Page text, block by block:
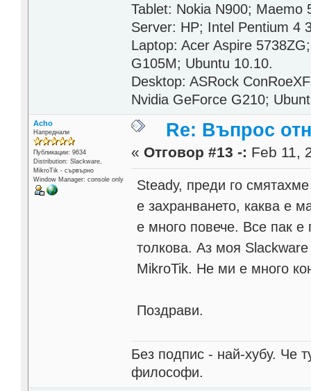
Tablet: Nokia N900; Maemo
Server: HP; Intel Pentium 4
Laptop: Acer Aspire
G105M; Ubuntu 10.10.
Desktop: ASRock
Nvidia GeForce G210;
Acho
Напреднали
Публикации: 9634
Distribution: Slackware,
MikroTik - сървърно
Window Manager: console only
Re: Въпрос
« Отговор #13 -: Feb 11,
Steady, преди го
е захранването, каква е
е много повече. Все пак
толкова. Аз моя
MikroTik. Не ми е много
Поздрави.
Без подпис - най-хубу. Че
философи.